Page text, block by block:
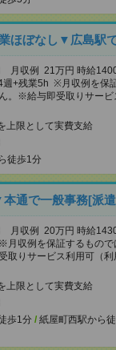
ほぼなし▼広島駅
月収例 21万円 時給
週+残業5h ※月収例を保
。※給与即受取りサービ
上限として実費支給
徒歩1分
通で一般事務[派
月収例 20万円 時給
収例を保証するもので
取りサービス利用可（利
上限として実費支給
歩1分 / 紙屋町西駅から